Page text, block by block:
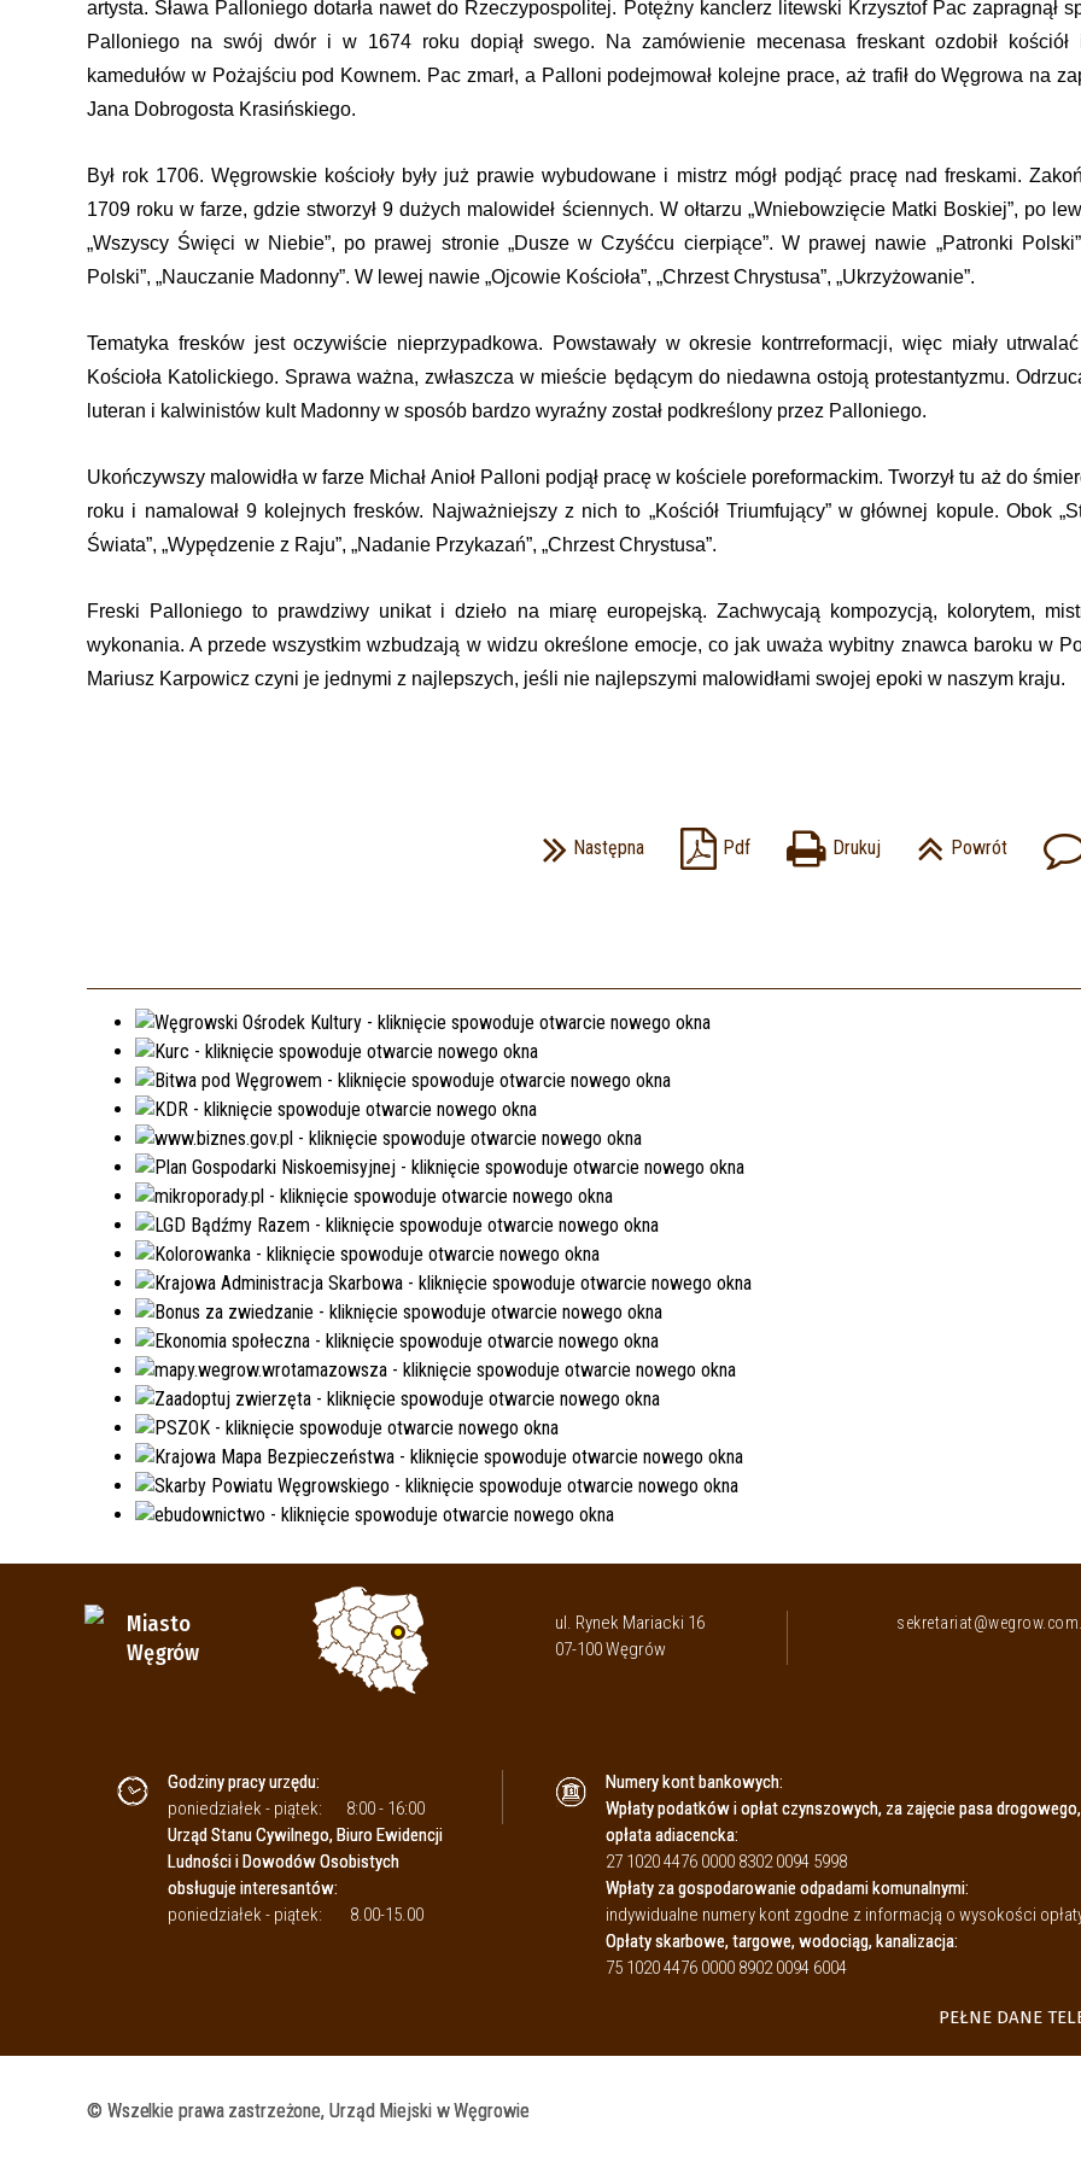
WZORY FORMULARZY I WNIOSKÓW
OCHRONA ŚRODOWISKA I
ROLNICTWO
BAZA NAZW ULIC I PLACÓW
MEDIA LOKALNE
DYŻURY LEŚNIKA
NIEODPŁATNA POMOC PRAWNA
artysta. Sława Palloniego dotarła nawet do Rzeczypospolitej. Potężny kanclerz litewski Krzysztof Pac zapragnął
Palloniego na swój dwór i w 1674 roku dopiął swego. Na zamówienie mecenasa freskant ozdobił kościół
kamedułów w Pożajściu pod Kownem. Pac zmarł, a Palloni podejmował kolejne prace, aż trafił do Węgrowa na
Jana Dobrogosta Krasińskiego.
Był rok 1706. Węgrowskie kościoły były już prawie wybudowane i mistrz mógł podjąć pracę nad freskami.
1709 roku w farze, gdzie stworzył 9 dużych malowideł ściennych. W ołtarzu „Wniebowzięcie Matki Boskiej”, po
„Wszyscy Święci w Niebie”, po prawej stronie „Dusze w Czyśćcu cierpiące”. W prawej nawie „Patronki
Polski”, „Nauczanie Madonny”. W lewej nawie „Ojcowie Kościoła”, „Chrzest Chrystusa”, „Ukrzyżowanie”.
Tematyka fresków jest oczywiście nieprzypadkowa. Powstawały w okresie kontrreformacji, więc miały
Kościoła Katolickiego. Sprawa ważna, zwłaszcza w mieście będącym do niedawna ostoją protestantyzmu.
luteran i kalwinistów kult Madonny w sposób bardzo wyraźny został podkreślony przez Palloniego.
Ukończywszy malowidła w farze Michał Anioł Palloni podjął pracę w kościele poreformackim. Tworzył tu aż do
roku i namalował 9 kolejnych fresków. Najważniejszy z nich to „Kościół Triumfujący” w głównej kopule. Obok
Świata”, „Wypędzenie z Raju”, „Nadanie Przykazań”, „Chrzest Chrystusa”.
Freski Palloniego to prawdziwy unikat i dzieło na miarę europejską. Zachwycają kompozycją, kolorytem,
wykonania. A przede wszystkim wzbudzają w widzu określone emocje, co jak uważa wybitny znawca baroku w
Mariusz Karpowicz czyni je jednymi z najlepszych, jeśli nie najlepszymi malowidłami swojej epoki w naszym kraju.
Następna Pdf Drukuj Powrót
Miasto
Węgrów
ul. Rynek Mariacki 16
07-100 Węgrów
Godziny pracy urzędu:
poniedziałek - piątek:
8:00 - 16:00
Urząd Stanu Cywilnego, Biuro Ewidencji
Ludności i Dowodów Osobistych
obsługuje interesantów:
poniedziałek - piątek:
8.00-15.00
Numery kont bankowych:
Wpłaty podatków i opłat czynszowych, za zajęcie pasa
opłata adiacencka:
27 1020 4476 0000 8302 0094 5998
Wpłaty za gospodarowanie odpadami komunalnymi:
indywidualne numery kont zgodne z informacją o wysokości
Opłaty skarbowe, targowe, wodociąg, kanalizacja:
75 1020 4476 0000 8902 0094 6004
PEŁNE DANE
© Wszelkie prawa zastrzeżone, Urząd Miejski w Węgrowie